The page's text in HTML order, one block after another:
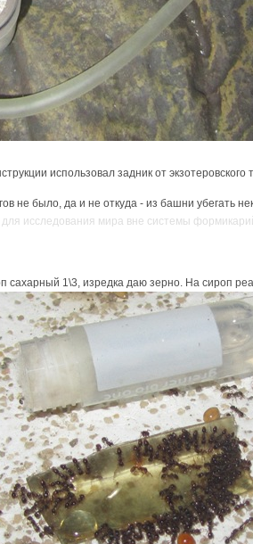
использовал задник от экзотеровского
не было, да и не откуда - из башни убегать
для исследования мира вне системы
сахарный 1\3, изредка даю зерно. На сироп